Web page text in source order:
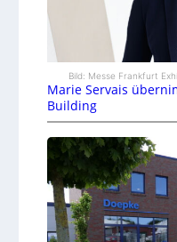
Bild: Messe Frankfurt
Marie Servais
Building